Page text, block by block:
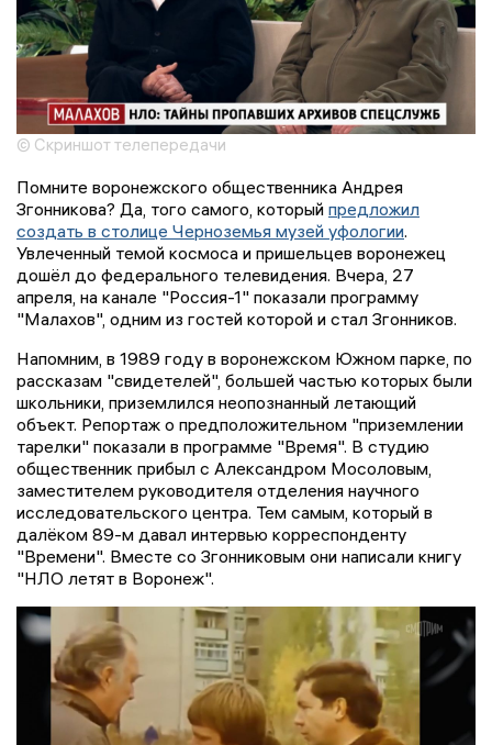
© Скриншот телепередачи
Помните воронежского общественника Андрея
Згонникова? Да, того самого, который предложил
создать в столице Черноземья музей уфологии.
Увлеченный темой космоса и пришельцев воронежец
дошёл до федерального телевидения. Вчера, 27
апреля, на канале "Россия-1" показали программу
"Малахов", одним из гостей которой и стал Згонников.
Напомним, в 1989 году в воронежском Южном парке, по
рассказам "свидетелей", большей частью которых были
школьники, приземлился неопознанный летающий
объект. Репортаж о предположительном "приземлении
тарелки" показали в программе "Время". В студию
общественник прибыл с Александром Мосоловым,
заместителем руководителя отделения научного
исследовательского центра. Тем самым, который в
далёком 89-м давал интервью корреспонденту
"Времени". Вместе со Згонниковым они написали книгу
"НЛО летят в Воронеж".